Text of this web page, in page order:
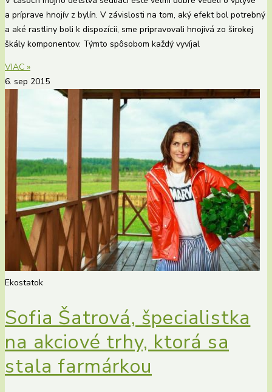
a príprave hnojív z bylín. V závislosti na tom, aký efekt bol potrebný
a aké rastliny boli k dispozícii, sme pripravovali hnojivá zo širokej
škály komponentov. Týmto spôsobom každý vyvíjal
VIAC »
6. sep 2015
Ekostatok
Sofia Šatrová, špecialistka
na akciové trhy, ktorá sa
stala farmárkou